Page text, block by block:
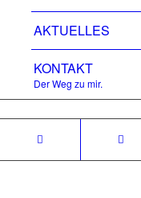
AKTUELLES
KONTAKT
Der Weg zu mir.